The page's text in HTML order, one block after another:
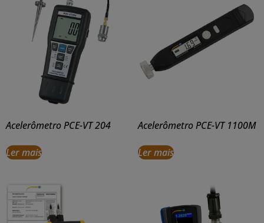
Acelerômetro PCE-VT 204
Ler mais
Acelerômetro PCE-VT 1100M
Ler mais